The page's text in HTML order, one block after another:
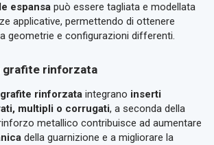
espansa può essere tagliata e modellata
applicative, permettendo di ottenere
geometrie e configurazioni differenti.
grafite rinforzata
rinforzata integrano inserti
multipli o corrugati, a seconda della
metallico contribuisce ad aumentare
della guarnizione e a migliorare la